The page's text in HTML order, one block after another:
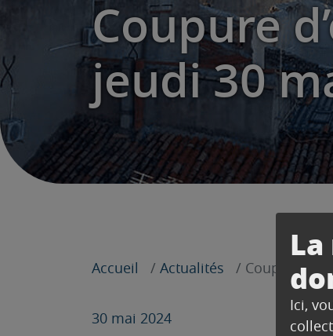
Ici,
Coupure
jeudi 30
Accueil Actualités Coupure
30 mai 2024